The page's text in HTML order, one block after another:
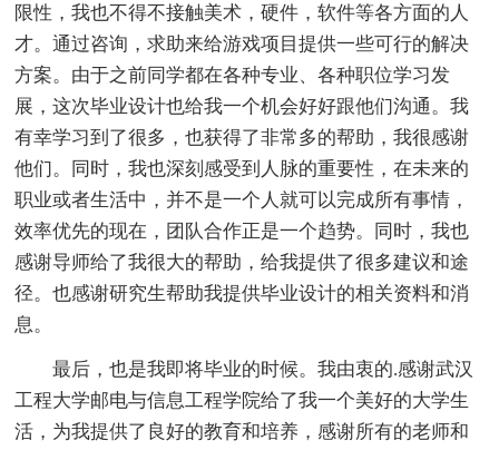
限性，我也不得不接触美术，硬件，软件等各方面的人
才。通过咨询，求助来给游戏项目提供一些可行的解决
方案。由于之前同学都在各种专业、各种职位学习发
展，这次毕业设计也给我一个机会好好跟他们沟通。我
有幸学习到了很多，也获得了非常多的帮助，我很感谢
他们。同时，我也深刻感受到人脉的重要性，在未来的
职业或者生活中，并不是一个人就可以完成所有事情，
效率优先的现在，团队合作正是一个趋势。同时，我也
感谢导师给了我很大的帮助，给我提供了很多建议和途
径。也感谢研究生帮助我提供毕业设计的相关资料和消
息。
最后，也是我即将毕业的时候。我由衷的.感谢武汉
工程大学邮电与信息工程学院给了我一个美好的大学生
活，为我提供了良好的教育和培养，感谢所有的老师和